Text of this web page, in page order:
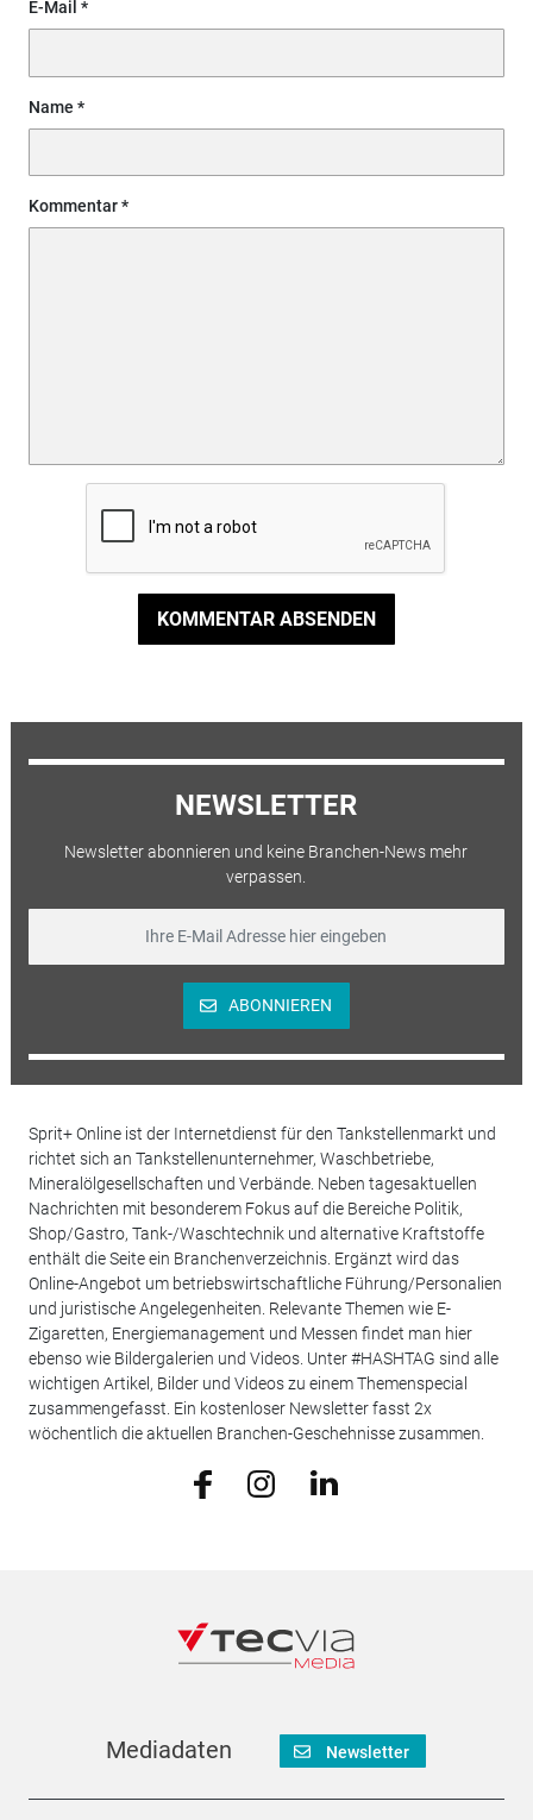
E-Mail
Name
Kommentar
KOMMENTAR ABSENDEN
NEWSLETTER
Newsletter abonnieren und keine Branchen-News mehr
verpassen.
ABONNIEREN
Sprit+ Online ist der Internetdienst für den Tankstellenmarkt und
richtet sich an Tankstellenunternehmer, Waschbetriebe,
Mineralölgesellschaften und Verbände. Neben tagesaktuellen
Nachrichten mit besonderem Fokus auf die Bereiche Politik,
Shop/Gastro, Tank-/Waschtechnik und alternative Kraftstoffe
enthält die Seite ein Branchenverzeichnis. Ergänzt wird das
Online-Angebot um betriebswirtschaftliche Führung/Personalien
und juristische Angelegenheiten. Relevante Themen wie E-
Zigaretten, Energiemanagement und Messen findet man hier
ebenso wie Bildergalerien und Videos. Unter #HASHTAG sind alle
wichtigen Artikel, Bilder und Videos zu einem Themenspecial
zusammengefasst. Ein kostenloser Newsletter fasst 2x
wöchentlich die aktuellen Branchen-Geschehnisse zusammen.
Mediadaten Newsletter